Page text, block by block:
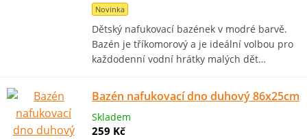
Novinka
Dětský nafukovací bazének v modré barvě.
Bazén je tříkomorový a je ideální volbou pro
každodenní vodní hrátky malých dět…
Bazén nafukovací dno duhový 86x25cm
Skladem
259 Kč